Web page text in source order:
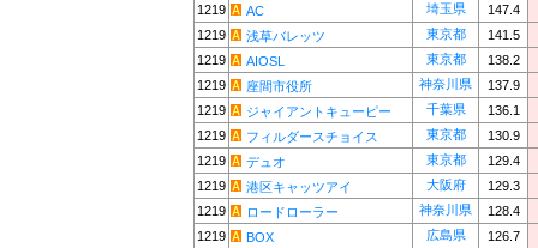
1219
AC 埼玉県
147.4
1219
浅草バレッツ 東京都
141.5
1219
AIOSL 東京都
138.2
1219
座間市役所 神奈川県
137.9
1219
ジャイアントキューピー 千葉県
136.1
1219
フィルダースチョイス 東京都
130.9
1219
デュオ 東京都
129.4
1219
港区キャッツアイ 大阪府
129.3
1219
ロードローラー 神奈川県
128.4
1219
BOX 広島県
126.7